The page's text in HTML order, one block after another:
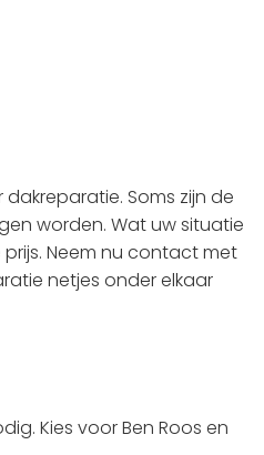
Soms zijn de
worden. Wat uw situatie
prijs. Neem nu contact met
netjes onder elkaar
Kies voor Ben Roos en